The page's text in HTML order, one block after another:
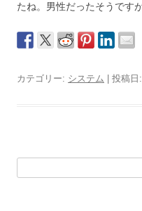
たね。男性だったそうです
カテゴリー: システム | 投稿日: